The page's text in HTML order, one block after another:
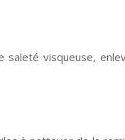
visqueuse,